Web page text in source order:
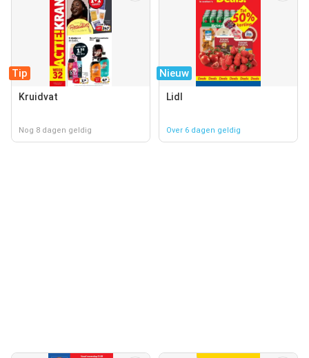
Tip
Kruidvat
Nog 8 dagen geldig
Nieuw
Lidl
Over 6 dagen geldig